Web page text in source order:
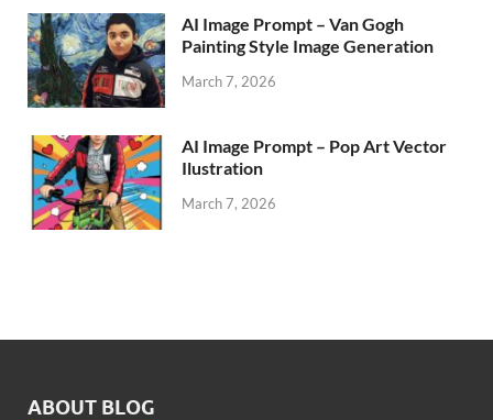
AI Image Prompt – Van Gogh
Painting Style Image Generation
March 7, 2026
AI Image Prompt – Pop Art Vector
Ilustration
March 7, 2026
ABOUT BLOG